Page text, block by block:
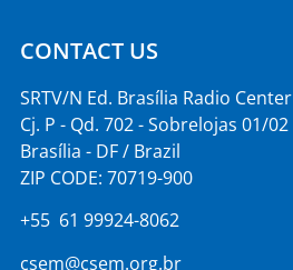
CONTACT US
SRTV/N Ed. Brasília Radio Center
Cj. P - Qd. 702 - Sobrelojas 01/02
Brasília - DF / Brazil
ZIP CODE: 70719-900
+55 61 99924-8062
csem@csem.org.br